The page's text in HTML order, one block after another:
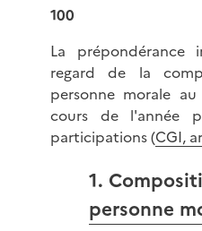
100
La prépondérance
regard de la
personne morale
cours de l'année
participations (CGI,
1.
personne